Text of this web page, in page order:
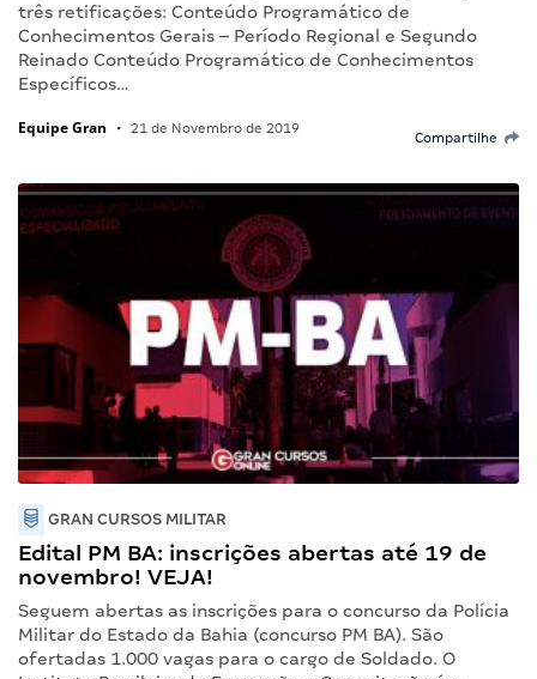
três retificações: Conteúdo Programático de
Conhecimentos Gerais – Período Regional e Segundo
Reinado Conteúdo Programático de Conhecimentos
Específicos…
Equipe Gran • 21 de Novembro de 2019
Compartilhe
GRAN CURSOS MILITAR
Edital PM BA: inscrições abertas até 19 de
novembro! VEJA!
Seguem abertas as inscrições para o concurso da Polícia
Militar do Estado da Bahia (concurso PM BA). São
ofertadas 1.000 vagas para o cargo de Soldado. O